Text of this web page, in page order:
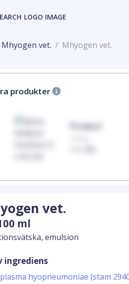
Mhyogen vet. Mhyogen vet.
produkter
Product
vet.
ml
emulsion
ingrediens
hyopneumoniae (stam